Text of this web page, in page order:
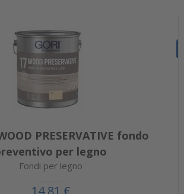
PRESERVATIVE fondo
per legno
Fondi per legno